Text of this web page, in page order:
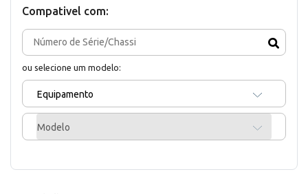
Compativel com:
ou selecione um modelo:
Equipamento
Modelo